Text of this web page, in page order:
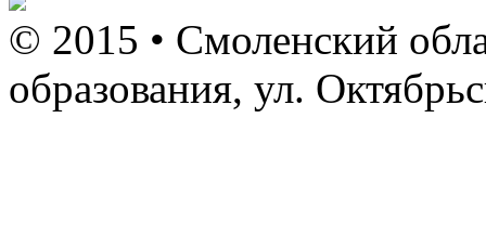
© 2015 • Смоленский
образования, ул.